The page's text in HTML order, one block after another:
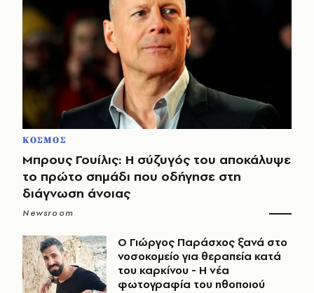
ΚΟΣΜΟΣ
Μπρους Γουίλις: Η σύζυγός του αποκάλυψε
το πρώτο σημάδι που οδήγησε στη
διάγνωση άνοιας
Newsroom
O Γιώργος Παράσχος ξανά στο
νοσοκομείο για θεραπεία κατά
του καρκίνου - Η νέα
φωτογραφία του ηθοποιού